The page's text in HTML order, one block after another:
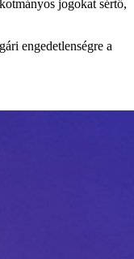
jogokat sértő,
engedetlenségre a